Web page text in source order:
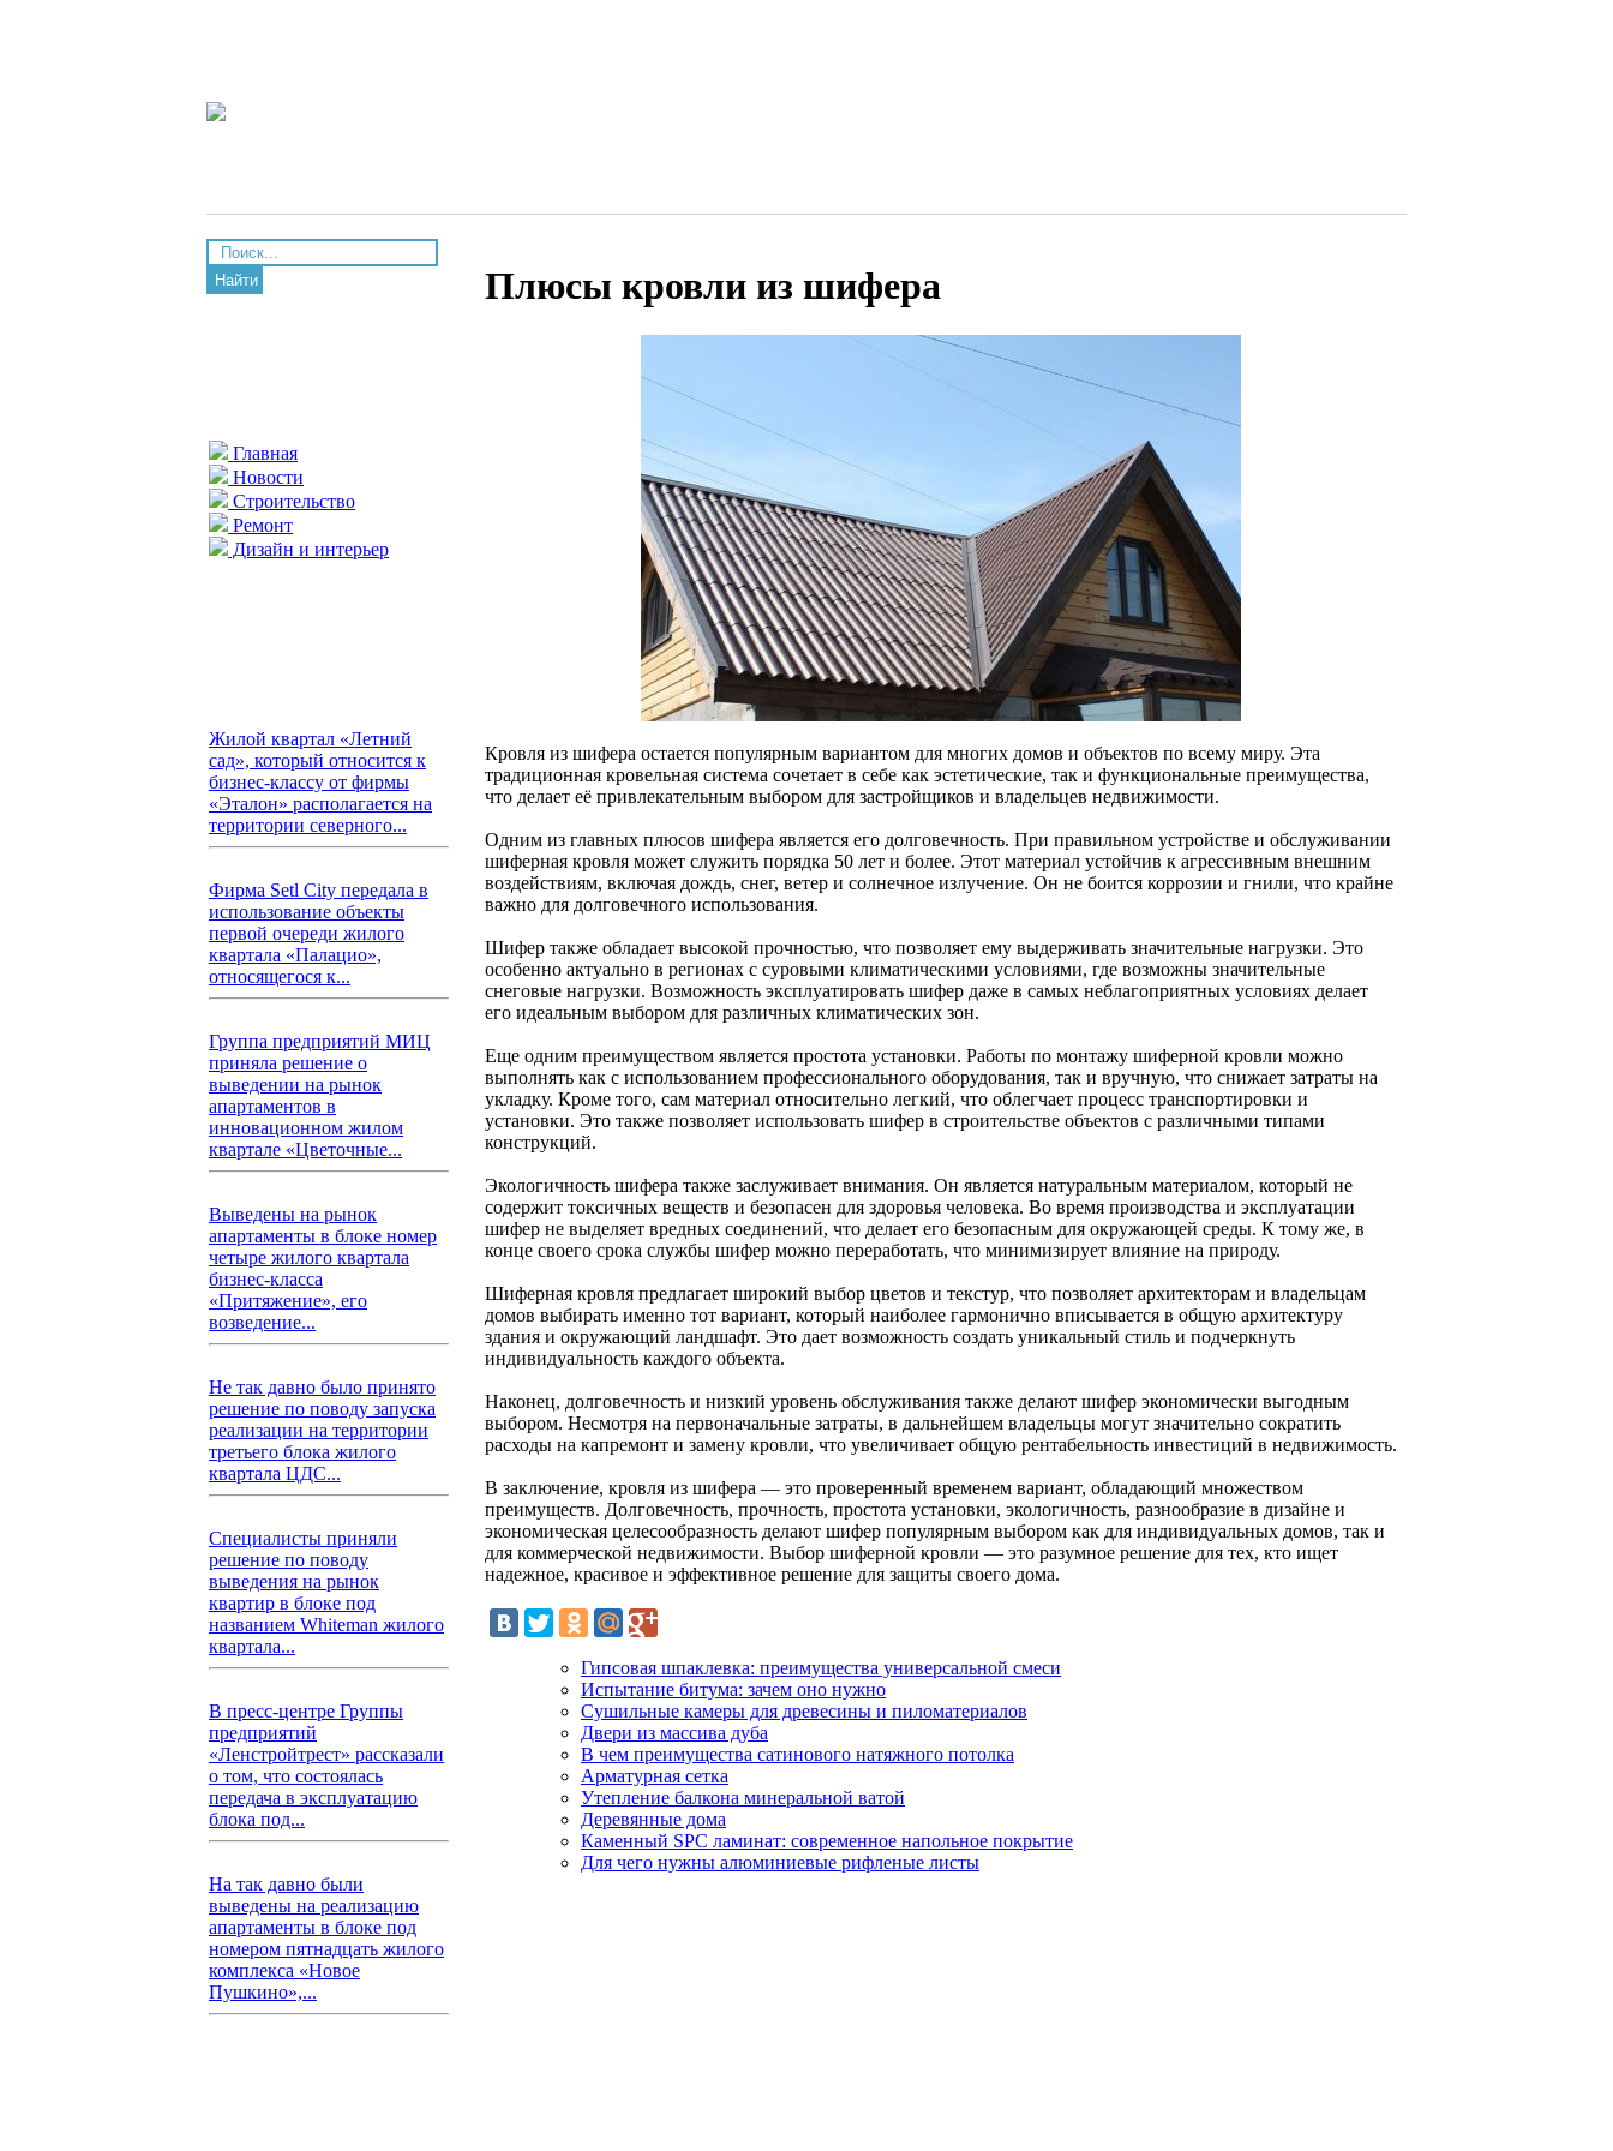
Найти
Главная
Новости
Строительство
Ремонт
Дизайн и интерьер
Жилой квартал «Летний
сад», который относится к
бизнес-классу от фирмы
«Эталон» располагается на
территории северного...
Фирма Setl City передала в
использование объекты
первой очереди жилого
квартала «Палацио»,
относящегося к...
Группа предприятий МИЦ
приняла решение о
выведении на рынок
апартаментов в
инновационном жилом
квартале «Цветочные...
Выведены на рынок
апартаменты в блоке номер
четыре жилого квартала
бизнес-класса
«Притяжение», его
возведение...
Не так давно было принято
решение по поводу запуска
реализации на территории
третьего блока жилого
квартала ЦДС...
Специалисты приняли
решение по поводу
выведения на рынок
квартир в блоке под
названием Whiteman жилого
квартала...
В пресс-центре Группы
предприятий
«Ленстройтрест» рассказали
о том, что состоялась
передача в эксплуатацию
блока под...
На так давно были
выведены на реализацию
апартаменты в блоке под
номером пятнадцать жилого
комплекса «Новое
Пушкино»,...
Плюсы кровли из шифера
Кровля из шифера остается популярным вариантом для многих домов и объектов по всему миру. Эта
традиционная кровельная система сочетает в себе как эстетические, так и функциональные преимущества,
что делает её привлекательным выбором для застройщиков и владельцев недвижимости.
Одним из главных плюсов шифера является его долговечность. При правильном устройстве и обслуживании
шиферная кровля может служить порядка 50 лет и более. Этот материал устойчив к агрессивным внешним
воздействиям, включая дождь, снег, ветер и солнечное излучение. Он не боится коррозии и гнили, что крайне
важно для долговечного использования.
Шифер также обладает высокой прочностью, что позволяет ему выдерживать значительные нагрузки. Это
особенно актуально в регионах с суровыми климатическими условиями, где возможны значительные
снеговые нагрузки. Возможность эксплуатировать шифер даже в самых неблагоприятных условиях делает
его идеальным выбором для различных климатических зон.
Еще одним преимуществом является простота установки. Работы по монтажу шиферной кровли можно
выполнять как с использованием профессионального оборудования, так и вручную, что снижает затраты на
укладку. Кроме того, сам материал относительно легкий, что облегчает процесс транспортировки и
установки. Это также позволяет использовать шифер в строительстве объектов с различными типами
конструкций.
Экологичность шифера также заслуживает внимания. Он является натуральным материалом, который не
содержит токсичных веществ и безопасен для здоровья человека. Во время производства и эксплуатации
шифер не выделяет вредных соединений, что делает его безопасным для окружающей среды. К тому же, в
конце своего срока службы шифер можно переработать, что минимизирует влияние на природу.
Шиферная кровля предлагает широкий выбор цветов и текстур, что позволяет архитекторам и владельцам
домов выбирать именно тот вариант, который наиболее гармонично вписывается в общую архитектуру
здания и окружающий ландшафт. Это дает возможность создать уникальный стиль и подчеркнуть
индивидуальность каждого объекта.
Наконец, долговечность и низкий уровень обслуживания также делают шифер экономически выгодным
выбором. Несмотря на первоначальные затраты, в дальнейшем владельцы могут значительно сократить
расходы на капремонт и замену кровли, что увеличивает общую рентабельность инвестиций в недвижимость.
В заключение, кровля из шифера — это проверенный временем вариант, обладающий множеством
преимуществ. Долговечность, прочность, простота установки, экологичность, разнообразие в дизайне и
экономическая целесообразность делают шифер популярным выбором как для индивидуальных домов, так и
для коммерческой недвижимости. Выбор шиферной кровли — это разумное решение для тех, кто ищет
надежное, красивое и эффективное решение для защиты своего дома.
Гипсовая шпаклевка: преимущества универсальной смеси
Испытание битума: зачем оно нужно
Сушильные камеры для древесины и пиломатериалов
Двери из массива дуба
В чем преимущества сатинового натяжного потолка
Арматурная сетка
Утепление балкона минеральной ватой
Деревянные дома
Каменный SPC ламинат: современное напольное покрытие
Для чего нужны алюминиевые рифленые листы